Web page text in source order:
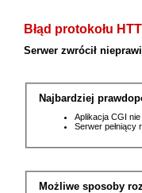
Błąd protokołu
Serwer zwrócił
Najbardziej
Aplikacja CGI nie
Serwer pełniący
Możliwe sposoby